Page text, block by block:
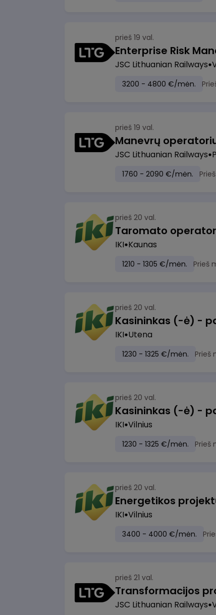
prieš 19 val.
Enterprise Risk
JSC Lithuanian Railways
3200 - 4800 €/mėn.
prieš 19 val.
JSC Lithuanian Railways
1760 - 2090 €/mėn.
prieš 20 val.
IKI Kaunas
1210 - 1305 €/mėn. Prieš
prieš 20 val.
IKI Utena
1230 - 1325 €/mėn. Prieš
prieš 20 val.
IKI Vilnius
1230 - 1325 €/mėn. Prieš
prieš 20 val.
Energetikos
IKI Vilnius
3400 - 4000 €/mėn.
prieš 21 val.
JSC Lithuanian Railways